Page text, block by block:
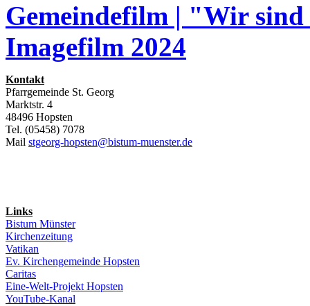
Gemeindefilm | "Wir
Imagefilm 2024
Kontakt
Pfarrgemeinde St. Georg
Marktstr. 4
48496 Hopsten
Tel. (05458) 7078
Mail stgeorg-hopsten@bistum-muenster.de
Links
Bistum Münster
Kirchenzeitung
Vatikan
Ev. Kirchengemeinde Hopsten
Caritas
Eine-Welt-Projekt Hopsten
YouTube-Kanal